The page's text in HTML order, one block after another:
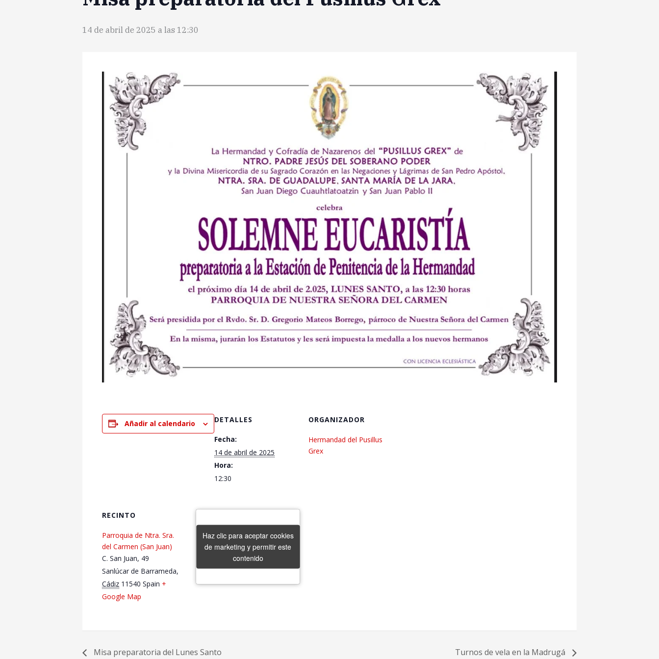
14 de abril de 2025 a las 12:30
Añadir al calendario DETALLES
Fecha:
14 de abril de 2025
Hora:
12:30
ORGANIZADOR
Hermandad del Pusillus
Grex
RECINTO
Parroquia de Ntra. Sra.
del Carmen (San Juan)
C. San Juan, 49
Sanlúcar de Barrameda,
Cádiz 11540 Spain +
Google Map
Haz clic para aceptar cookies
de marketing y permitir este
contenido
Haz clic para aceptar cookies
de marketing y permitir este
contenido
Misa preparatoria del Lunes Santo Turnos de vela en la Madrugá